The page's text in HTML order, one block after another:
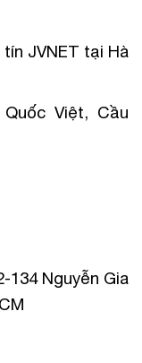
JVNET tại Hà
Việt, Cầu
134 Nguyễn Gia